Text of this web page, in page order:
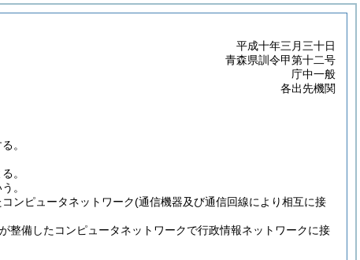
平成十年三月三十日
青森県訓令甲第十二号
庁中一般
各出先機関
。
。
。
ンピュータネットワーク(通信機器及び通信回線により相互に接
整備したコンピュータネットワークで行政情報ネットワークに接